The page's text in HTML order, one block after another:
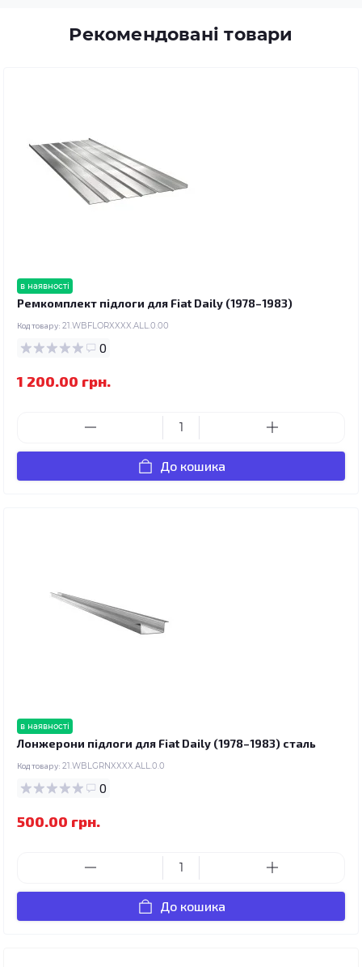
Рекомендовані товари
в наявності
Ремкомплект підлоги для Fiat Daily (1978–1983)
Код товару: 21.WBFLORXXXX.ALL.0.00
0
1 200.00 грн.
До кошика
в наявності
Лонжерони підлоги для Fiat Daily (1978–1983) сталь
Код товару: 21.WBLGRNXXXX.ALL.0.0
0
500.00 грн.
До кошика